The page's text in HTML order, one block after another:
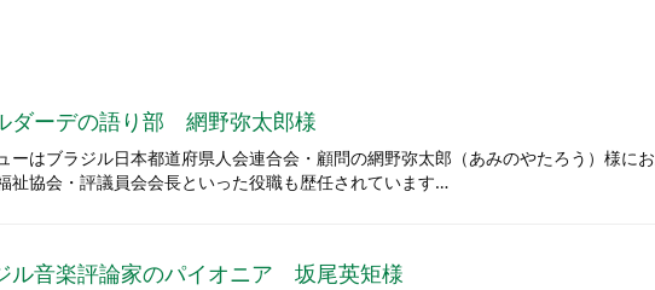
ダーデの語り部 網野弥太郎様
ーはブラジル日本都道府県人会連合会・顧問の網野弥太郎（あみのやたろう）様に
祉協会・評議員会会長といった役職も歴任されています…
ル音楽評論家のパイオニア 坂尾英矩様